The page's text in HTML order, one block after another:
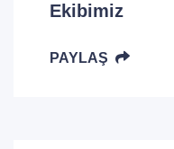
Ekibimiz
PAYLAŞ